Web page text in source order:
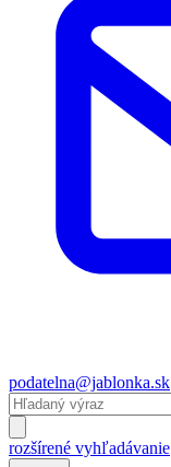
podatelna@jablonka.sk
rozšírené vyhľadávanie